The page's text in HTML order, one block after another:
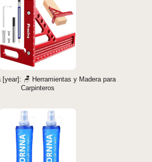
[year]: 🪑 Herramientas y Madera para
Carpinteros